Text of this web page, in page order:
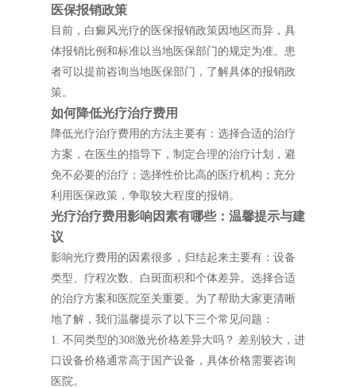
医保报销政策
目前，白癜风光疗的医保报销政策因地区而异，具
体报销比例和标准以当地医保部门的规定为准。患
者可以提前咨询当地医保部门，了解具体的报销政
策。
如何降低光疗治疗费用
降低光疗治疗费用的方法主要有：选择合适的治疗
方案，在医生的指导下，制定合理的治疗计划，避
免不必要的治疗；选择性价比高的医疗机构；充分
利用医保政策，争取较大程度的报销。
光疗治疗费用影响因素有哪些：温馨提示与建
议
影响光疗费用的因素很多，归结起来主要有：设备
类型、疗程次数、白斑面积和个体差异。选择合适
的治疗方案和医院至关重要。为了帮助大家更清晰
地了解，我们温馨提示了以下三个常见问题：
1. 不同类型的308激光价格差异大吗？ 差别较大，进
口设备价格通常高于国产设备，具体价格需要咨询
医院。